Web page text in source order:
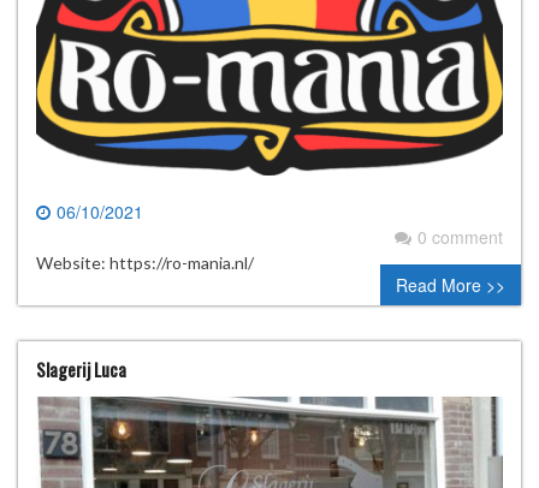
06/10/2021
0 comment
Website: https://ro-mania.nl/
Read More >>
Slagerij Luca